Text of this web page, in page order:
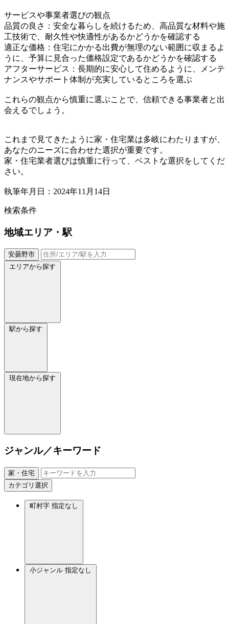
サービスや事業者選びの観点
品質の良さ：安全な暮らしを続けるため、高品質な材料や施
工技術で、耐久性や快適性があるかどうかを確認する
適正な価格：住宅にかかる出費が無理のない範囲に収まるよ
うに、予算に見合った価格設定であるかどうかを確認する
アフターサービス：長期的に安心して住めるように、メンテ
ナンスやサポート体制が充実しているところを選ぶ
これらの観点から慎重に選ぶことで、信頼できる事業者と出
会えるでしょう。
これまで見てきたように家・住宅業は多岐にわたりますが、
あなたのニーズに合わせた選択が重要です。
家・住宅業者選びは慎重に行って、ベストな選択をしてくだ
さい。
執筆年月日：2024年11月14日
検索条件
地域エリア・駅
安曇野市
エリアから探す
駅から探す
現在地から探す
ジャンル／キーワード
家・住宅
カテゴリ選択
町村字 指定なし
小ジャンル 指定なし